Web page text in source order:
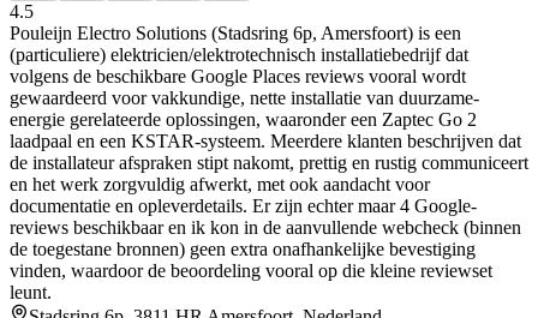
4.5
Pouleijn Electro Solutions (Stadsring 6p, Amersfoort) is een
(particuliere) elektricien/elektrotechnisch installatiebedrijf dat
volgens de beschikbare Google Places reviews vooral wordt
gewaardeerd voor vakkundige, nette installatie van duurzame-
energie gerelateerde oplossingen, waaronder een Zaptec Go 2
laadpaal en een KSTAR-systeem. Meerdere klanten beschrijven dat
de installateur afspraken stipt nakomt, prettig en rustig communiceert
en het werk zorgvuldig afwerkt, met ook aandacht voor
documentatie en opleverdetails. Er zijn echter maar 4 Google-
reviews beschikbaar en ik kon in de aanvullende webcheck (binnen
de toegestane bronnen) geen extra onafhankelijke bevestiging
vinden, waardoor de beoordeling vooral op die kleine reviewset
leunt.